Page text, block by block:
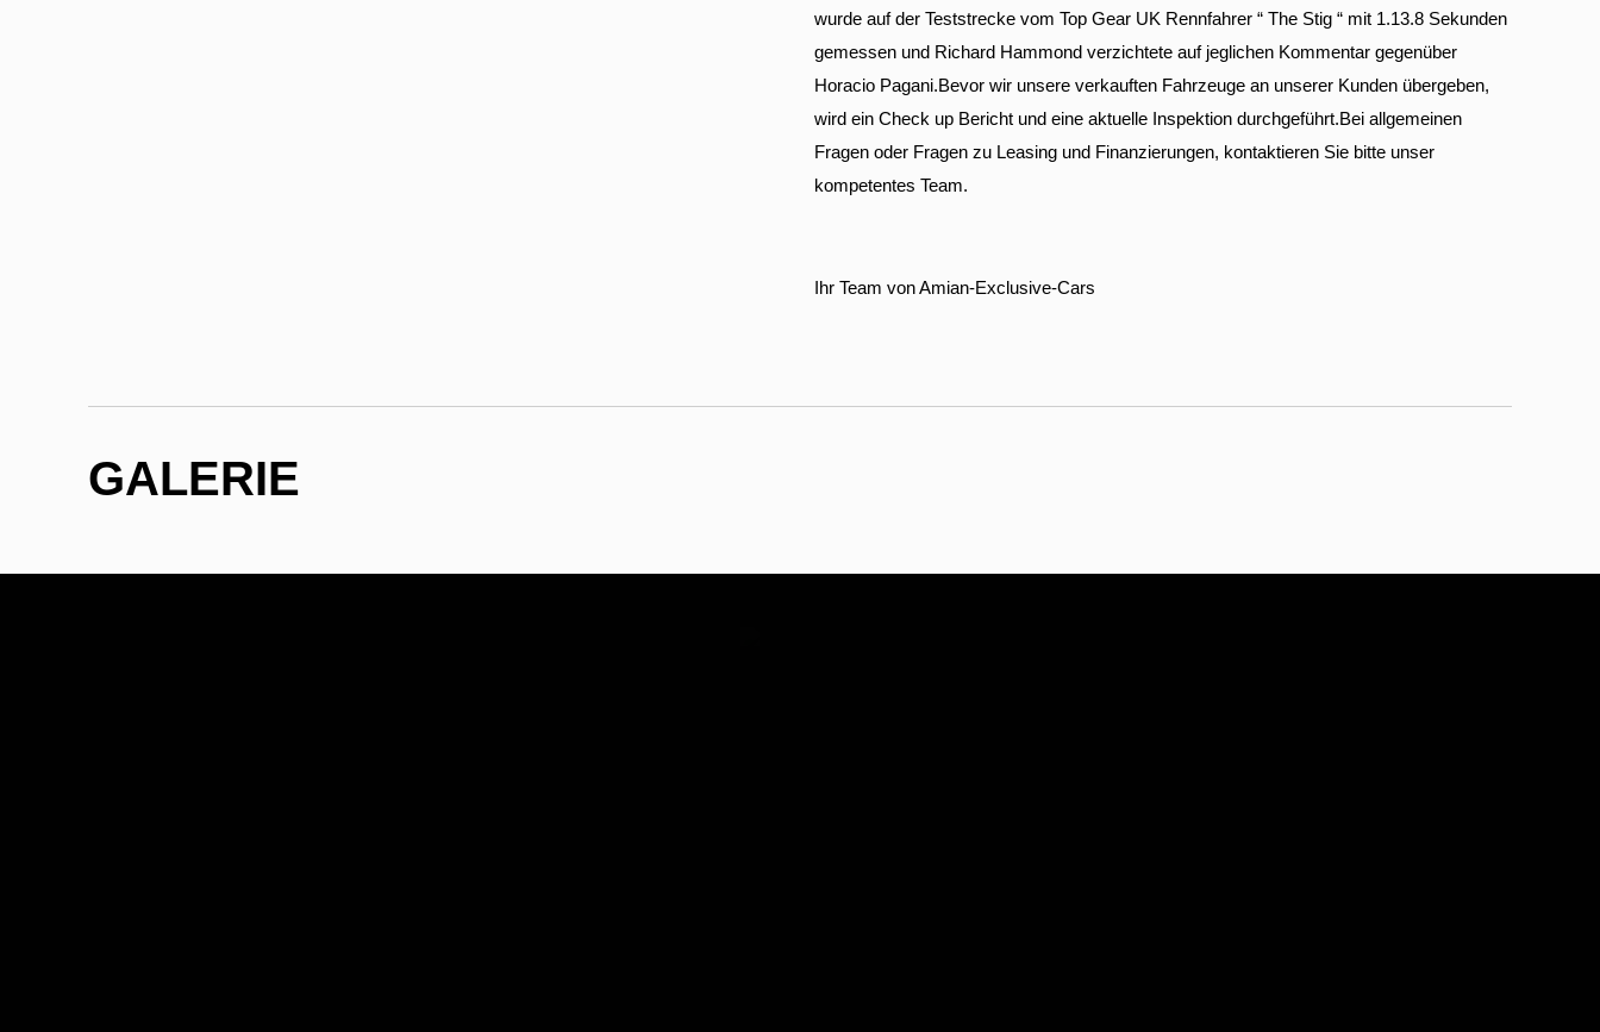
wurde auf der Teststrecke vom Top Gear UK Rennfahrer “ The Stig “ mit 1.13.8 Sekunden
gemessen und Richard Hammond verzichtete auf jeglichen Kommentar gegenüber
Horacio Pagani.Bevor wir unsere verkauften Fahrzeuge an unserer Kunden übergeben,
wird ein Check up Bericht und eine aktuelle Inspektion durchgeführt.Bei allgemeinen
Fragen oder Fragen zu Leasing und Finanzierungen, kontaktieren Sie bitte unser
kompetentes Team.
Ihr Team von Amian-Exclusive-Cars
GALERIE